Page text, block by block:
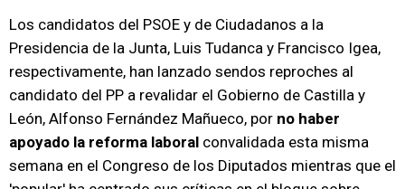
Los candidatos del PSOE y de Ciudadanos a la
Presidencia de la Junta, Luis Tudanca y Francisco Igea,
respectivamente, han lanzado sendos reproches al
candidato del PP a revalidar el Gobierno de Castilla y
León, Alfonso Fernández Mañueco, por no haber
apoyado la reforma laboral convalidada esta misma
semana en el Congreso de los Diputados mientras que el